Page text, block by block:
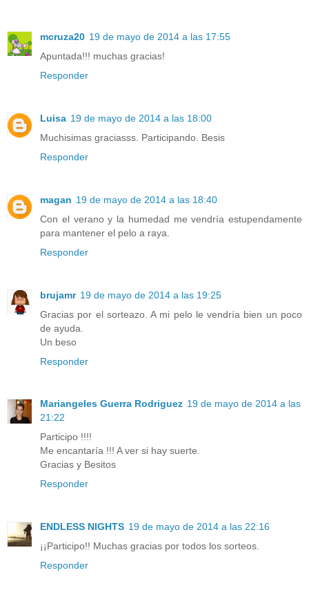
mcruza20 19 de mayo de 2014 a las 17:55
Apuntada!!! muchas gracias!
Responder
Luisa 19 de mayo de 2014 a las 18:00
Muchisimas graciasss. Participando. Besis
Responder
magan 19 de mayo de 2014 a las 18:40
Con el verano y la humedad me vendría estupendamente
para mantener el pelo a raya.
Responder
brujamr 19 de mayo de 2014 a las 19:25
Gracias por el sorteazo. A mi pelo le vendría bien un poco
de ayuda.
Un beso
Responder
Mariangeles Guerra Rodriguez 19 de mayo de 2014 a las
21:22
Participo !!!!
Me encantaría !!! A ver si hay suerte.
Gracias y Besitos
Responder
ENDLESS NIGHTS 19 de mayo de 2014 a las 22:16
¡¡Participo!! Muchas gracias por todos los sorteos.
Responder